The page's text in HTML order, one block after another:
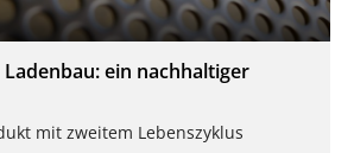
ein nachhaltiger
mit zweitem Lebenszyklus